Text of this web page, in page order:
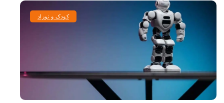
کودک و نوزاد